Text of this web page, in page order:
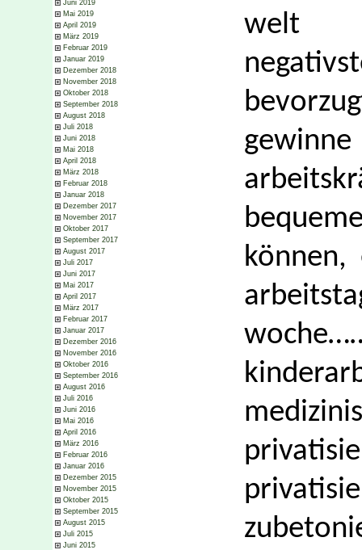
Juni 2019
Mai 2019
April 2019
März 2019
Februar 2019
Januar 2019
Dezember 2018
November 2018
Oktober 2018
September 2018
August 2018
Juli 2018
Juni 2018
Mai 2018
April 2018
März 2018
Februar 2018
Januar 2018
Dezember 2017
November 2017
Oktober 2017
September 2017
August 2017
Juli 2017
Juni 2017
Mai 2017
April 2017
März 2017
Februar 2017
Januar 2017
Dezember 2016
November 2016
Oktober 2016
September 2016
August 2016
Juli 2016
Juni 2016
Mai 2016
April 2016
März 2016
Februar 2016
Januar 2016
Dezember 2015
November 2015
Oktober 2015
September 2015
August 2015
Juli 2015
Juni 2015
welt
können,